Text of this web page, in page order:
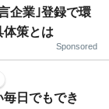
企業｣登録で環
体策とは
Sponsored
日でもでき